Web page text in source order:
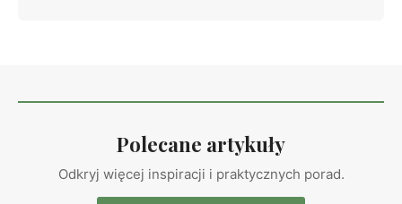
Polecane artykuły
Odkryj więcej inspiracji i praktycznych porad.